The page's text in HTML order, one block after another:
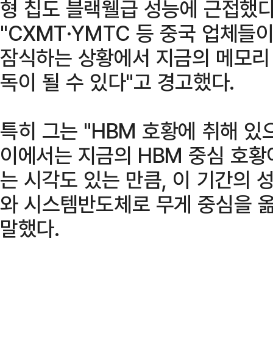
형 칩도 블랙웰급 성능에 근접했
"CXMT·YMTC 등 중국 업체들
잠식하는 상황에서 지금의 메모
독이 될 수 있다"고 경고했다.
특히 그는 "HBM 호황에 취해 있
이에서는 지금의 HBM 중심 호
는 시각도 있는 만큼, 이 기간의
와 시스템반도체로 무게 중심을
말했다.